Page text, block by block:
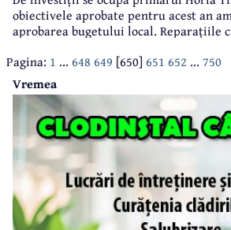
obiectivele aprobate pentru acest an
aprobarea bugetului local. Reparațiile
lista lucrărilor de reparații stabilite
valoarea estimată a acestor lucrări, cu
Pagina: 1 ... 648 649 [650] 651 652 ... 750
Vremea